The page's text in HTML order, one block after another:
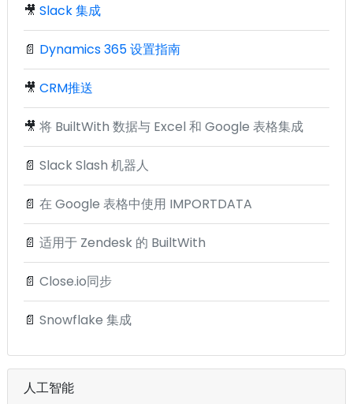
🎥 Slack 集成
📄 Dynamics 365 设置指南
🎥 CRM推送
🎥 将 BuiltWith 数据与 Excel 和 Google 表格集成
📄 Slack Slash 机器人
📄 在 Google 表格中使用 IMPORTDATA
📄 适用于 Zendesk 的 BuiltWith
📄 Close.io同步
📄 Snowflake 集成
人工智能